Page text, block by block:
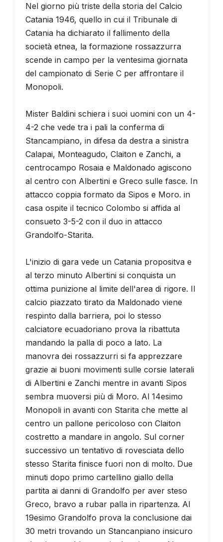
Nel giorno più triste della storia del Calcio
Catania 1946, quello in cui il Tribunale di
Catania ha dichiarato il fallimento della
società etnea, la formazione rossazzurra
scende in campo per la ventesima giornata
del campionato di Serie C per affrontare il
Monopoli.
Mister Baldini schiera i suoi uomini con un 4-
4-2 che vede tra i pali la conferma di
Stancampiano, in difesa da destra a sinistra
Calapai, Monteagudo, Claiton e Zanchi, a
centrocampo Rosaia e Maldonado agiscono
al centro con Albertini e Greco sulle fasce. In
attacco coppia formato da Sipos e Moro. in
casa ospite il tecnico Colombo si affida al
consueto 3-5-2 con il duo in attacco
Grandolfo-Starita.
L'inizio di gara vede un Catania propositva e
al terzo minuto Albertini si conquista un
ottima punizione al limite dell'area di rigore. Il
calcio piazzato tirato da Maldonado viene
respinto dalla barriera, poi lo stesso
calciatore ecuadoriano prova la ribattuta
mandando la palla di poco a lato. La
manovra dei rossazzurri si fa apprezzare
grazie ai buoni movimenti sulle corsie laterali
di Albertini e Zanchi mentre in avanti Sipos
sembra muoversi più di Moro. Al 14esimo
Monopoli in avanti con Starita che mette al
centro un pallone pericoloso con Claiton
costretto a mandare in angolo. Sul corner
successivo un tentativo di rovesciata dello
stesso Starita finisce fuori non di molto. Due
minuti dopo primo cartellino giallo della
partita ai danni di Grandolfo per aver steso
Greco, bravo a rubar palla in ripartenza. Al
19esimo Grandolfo prova la conclusione dai
30 metri trovando un Stancanpiano insicuro